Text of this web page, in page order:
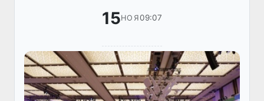
15НОЯ09:07